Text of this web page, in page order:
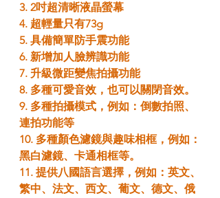
3. 2吋超清晰液晶螢幕
4. 超輕量只有73g
5. 具備簡單防手震功能
6. 新增加人臉辨識功能
7. 升級微距變焦拍攝功能
8. 多種可愛音效，也可以關閉音效。
9. 多種拍攝模式，例如：倒數拍照、
連拍功能等
10. 多種顏色濾鏡與趣味相框，例如：
黑白濾鏡、卡通相框等。
11. 提供八國語言選擇，例如：英文、
繁中、法文、西文、葡文、德文、俄